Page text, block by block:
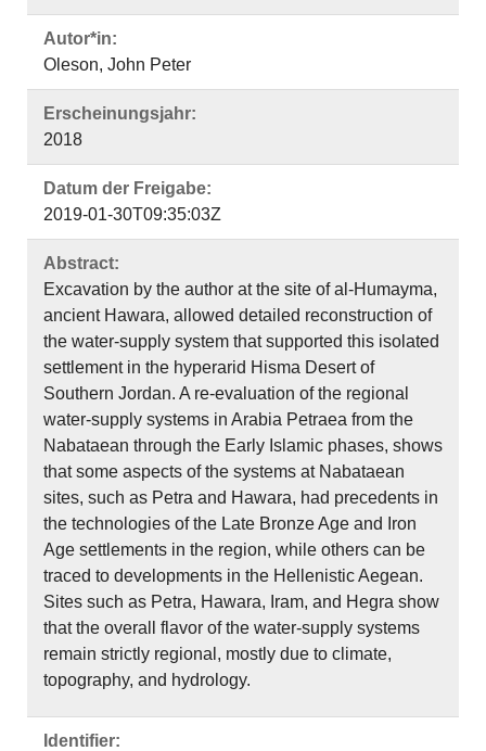
Autor*in:
Oleson, John Peter
Erscheinungsjahr:
2018
Datum der Freigabe:
2019-01-30T09:35:03Z
Abstract:
Excavation by the author at the site of al-Humayma,
ancient Hawara, allowed detailed reconstruction of
the water-supply system that supported this isolated
settlement in the hyperarid Hisma Desert of
Southern Jordan. A re-evaluation of the regional
water-supply systems in Arabia Petraea from the
Nabataean through the Early Islamic phases, shows
that some aspects of the systems at Nabataean
sites, such as Petra and Hawara, had precedents in
the technologies of the Late Bronze Age and Iron
Age settlements in the region, while others can be
traced to developments in the Hellenistic Aegean.
Sites such as Petra, Hawara, Iram, and Hegra show
that the overall flavor of the water-supply systems
remain strictly regional, mostly due to climate,
topography, and hydrology.
Identifier: